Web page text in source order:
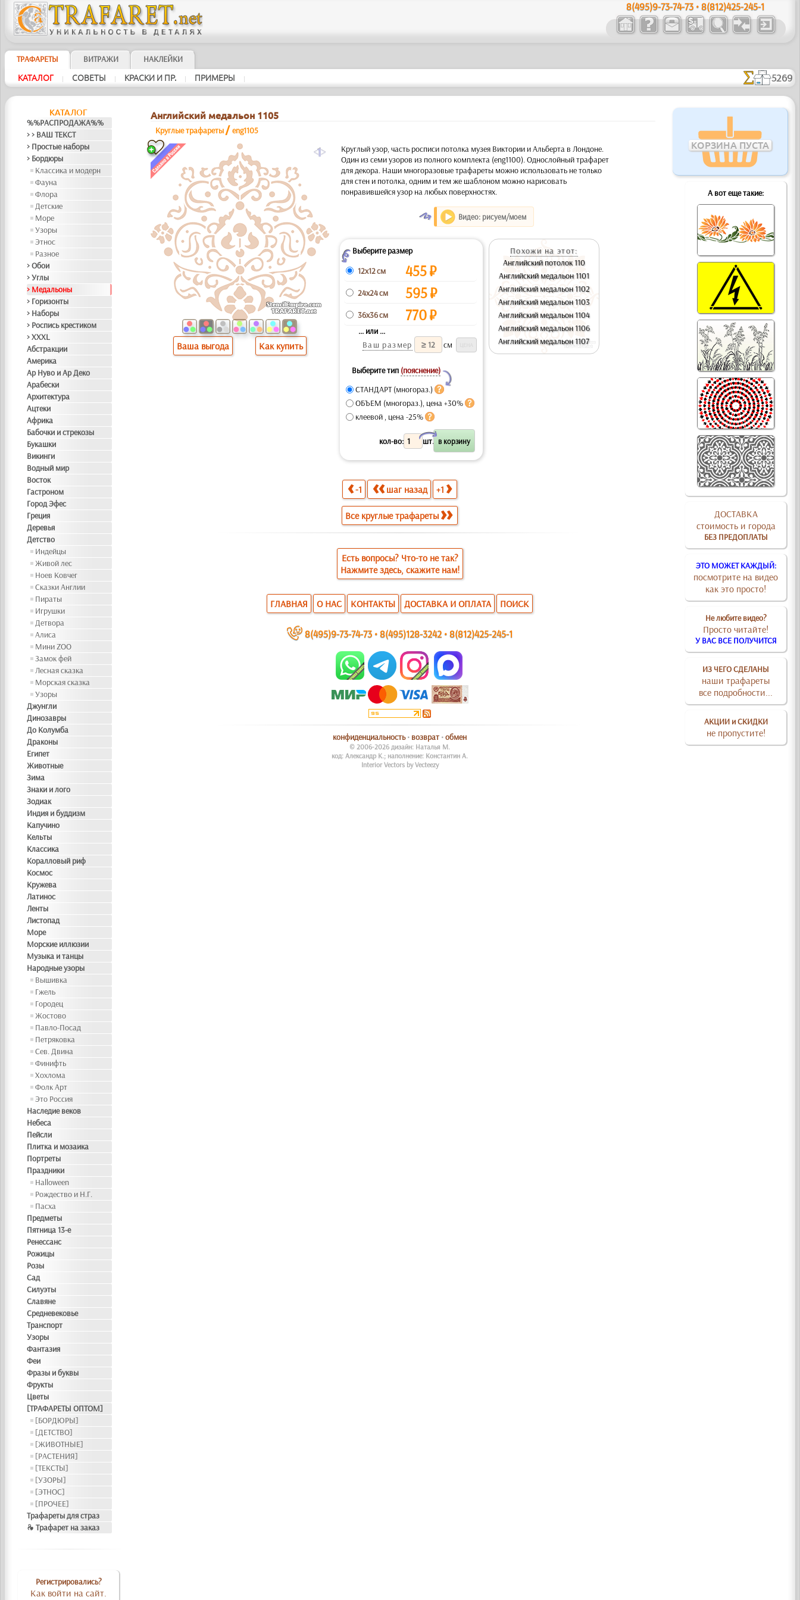
8(495)9-73-74-73 • 8(812)425-245-1
ТРАФАРЕТЫ ВИТРАЖИ НАКЛЕЙКИ
КАТАЛОГ | СОВЕТЫ | КРАСКИ И ПР. | ПРИМЕРЫ | 5269
КАТАЛОГ
%%РАСПРОДАЖА%%
> > ВАШ ТЕКСТ
> Простые наборы
> Бордюры
Классика и модерн
Фауна
Флора
Детские
Море
Узоры
Этнос
Разное
> Обои
> Углы
> Медальоны
> Горизонты
> Наборы
> Роспись крестиком
> XXXL
Абстракции
Америка
Ар Нуво и Ар Деко
Арабески
Архитектура
Ацтеки
Африка
Бабочки и стрекозы
Букашки
Викинги
Водный мир
Восток
Гастроном
Город Эфес
Греция
Деревья
Детство
Индейцы
Живой лес
Ноев Ковчег
Сказки Англии
Пираты
Игрушки
Детвора
Алиса
Мини ZOO
Замок фей
Лесная сказка
Морская сказка
Узоры
Джунгли
Динозавры
До Колумба
Драконы
Египет
Животные
Зима
Знаки и лого
Зодиак
Индия и буддизм
Капучино
Кельты
Классика
Коралловый риф
Космос
Кружева
Латинос
Ленты
Листопад
Море
Морские иллюзии
Музыка и танцы
Народные узоры
Вышивка
Гжель
Городец
Жостово
Павло-Посад
Петряковка
Сев. Двина
Финифть
Хохлома
Фолк Арт
Это Россия
Наследие веков
Небеса
Пейсли
Плитка и мозаика
Портреты
Праздники
Halloween
Рождество и Н.Г.
Пасха
Предметы
Пятница 13-е
Ренессанс
Рожицы
Розы
Сад
Силуэты
Славяне
Средневековье
Транспорт
Узоры
Фантазия
Феи
Фразы и буквы
Фрукты
Цветы
[ТРАФАРЕТЫ ОПТОМ]
[БОРДЮРЫ]
[ДЕТСТВО]
[ЖИВОТНЫЕ]
[РАСТЕНИЯ]
[ТЕКСТЫ]
[УЗОРЫ]
[ЭТНОС]
[ПРОЧЕЕ]
Трафареты для страз
❧ Трафарет на заказ
Регистрировались?
Как войти на сайт.
КОРЗИНА ПУСТА
А вот еще такие:
ДОСТАВКА
стоимость и города
БЕЗ ПРЕДОПЛАТЫ
ЭТО МОЖЕТ КАЖДЫЙ:
посмотрите на видео
как это просто!
Не любите видео?
Просто читайте!
У ВАС ВСЕ ПОЛУЧИТСЯ
ИЗ ЧЕГО СДЕЛАНЫ
наши трафареты
все подробности...
АКЦИИ и СКИДКИ
не пропустите!
Английский медальон 1105
Круглые трафареты /eng1105
a
Ваша выгода Как купить
Круглый узор, часть росписи потолка музея Виктории и Альберта в Лондоне.
Один из семи узоров из полного комплекта (eng1100). Однослойный трафарет
для декора. Наши многоразовые трафареты можно использовать не только
для стен и потолка, одним и тем же шаблоном можно нарисовать
понравившейся узор на любых поверхностях.
O Видео: рисуем/моем
ZВыберите размер
12x12 см
455₽
24x24 см 595₽
36x36 см 770₽
... или ...
Ваш размер
см
Выберите тип (пояснение)
Y
СТАНДАРТ (многораз.)
ОБЪЕМ (многораз.), цена +30%
клеевой , цена -25%
кол-во: шт.
X
Похожи на этот:
Английский потолок 110
Английский медальон 1101
Английский медальон 1102
Английский медальон 1103
Английский медальон 1104
Английский медальон 1106
Английский медальон 1107
-1 шаг назад +1
Все круглые трафареты
Есть вопросы? Что-то не так?
Нажмите здесь, скажите нам!
ГЛАВНАЯ О НАС КОНТАКТЫ ДОСТАВКА И ОПЛАТА ПОИСК
~ 8(495)9-73-74-73 •8(495)128-3242 •8(812)425-245-1
конфиденциальность• возврат •обмен
© 2006-2026 дизайн: Наталья М.
код: Александр К.; наполнение: Константин А.
Interior Vectors by Vecteezy